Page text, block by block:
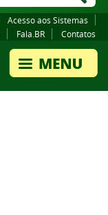
Acesso aos Sistemas
Fala.BR Contatos